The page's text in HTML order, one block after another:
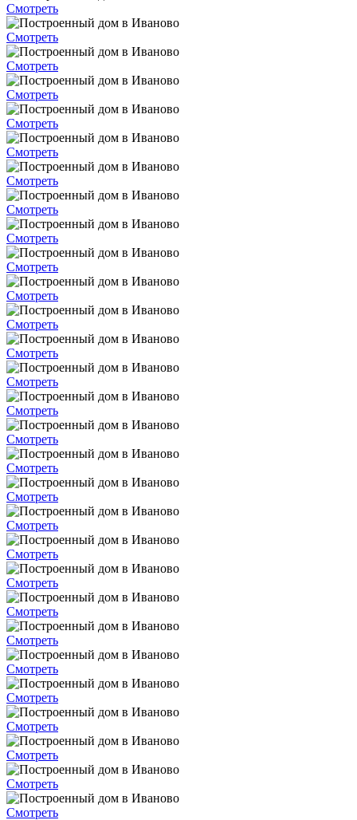
Смотреть
Смотреть
Смотреть
Смотреть
Смотреть
Смотреть
Смотреть
Смотреть
Смотреть
Смотреть
Смотреть
Смотреть
Смотреть
Смотреть
Смотреть
Смотреть
Смотреть
Смотреть
Смотреть
Смотреть
Смотреть
Смотреть
Смотреть
Смотреть
Смотреть
Смотреть
Смотреть
Смотреть
Смотреть